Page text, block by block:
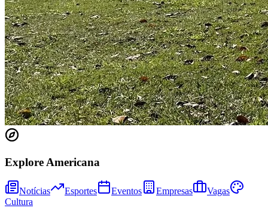
Athletico-PR
Explore Americana
Notícias Esportes Eventos Empresas
Vagas
Cultura